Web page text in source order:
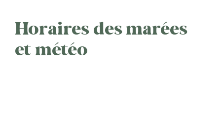
Horaires des marées
et météo